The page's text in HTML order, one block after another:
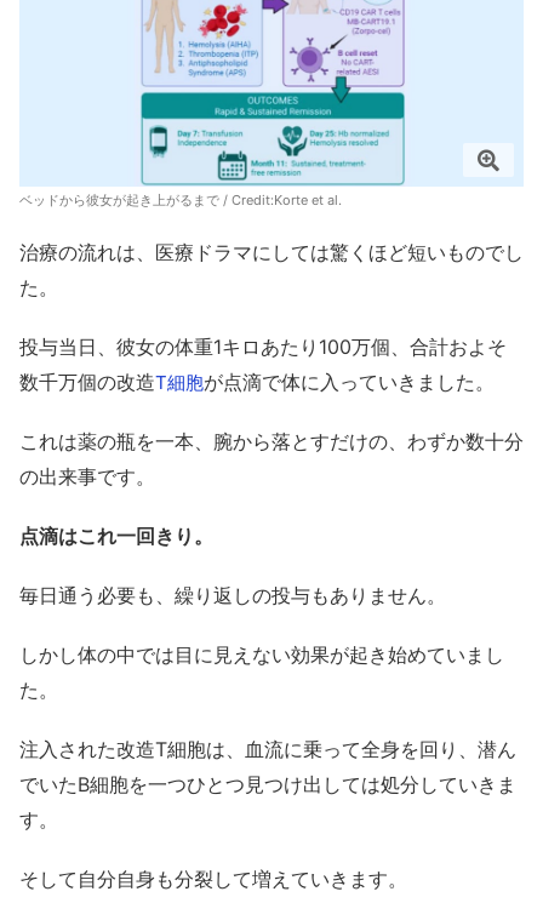
ベッドから彼女が起き上がるまで / Credit:Korte et al.
治療の流れは、医療ドラマにしては驚くほど短いものでし
た。
投与当日、彼女の体重1キロあたり100万個、合計およそ
数千万個の改造T細胞が点滴で体に入っていきました。
これは薬の瓶を一本、腕から落とすだけの、わずか数十分
の出来事です。
点滴はこれ一回きり。
毎日通う必要も、繰り返しの投与もありません。
しかし体の中では目に見えない効果が起き始めていまし
た。
注入された改造T細胞は、血流に乗って全身を回り、潜ん
でいたB細胞を一つひとつ見つけ出しては処分していきま
す。
そして自分自身も分裂して増えていきます。